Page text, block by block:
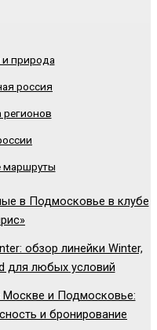
и природа
россия
маршруты
в Подмосковье в клубе
обзор линейки Winter,
для любых условий
Москве и Подмосковье:
и бронирование